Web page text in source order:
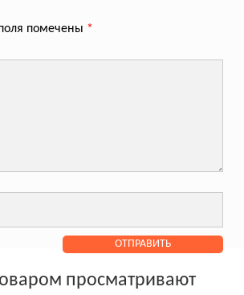
помечены *
просматривают